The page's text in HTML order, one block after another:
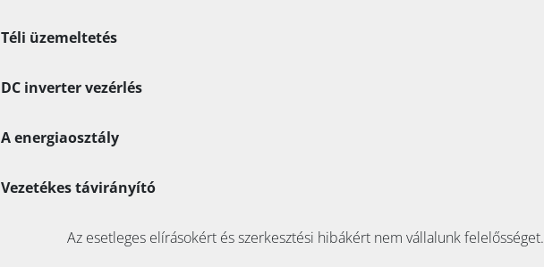
Téli üzemeltetés
DC inverter vezérlés
A energiaosztály
Vezetékes távirányító
Az esetleges elírásokért és szerkesztési hibákért nem vállalunk felelősséget.